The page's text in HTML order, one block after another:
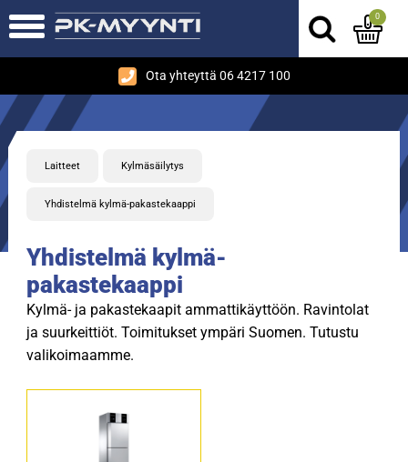
Ota yhteyttä 06 4217 100
0
Laitteet Kylmäsäilytys
Yhdistelmä kylmä-pakastekaappi
Yhdistelmä kylmä-
pakastekaappi
Kylmä- ja pakastekaapit ammattikäyttöön. Ravintolat
ja suurkeittiöt. Toimitukset ympäri Suomen. Tutustu
valikoimaamme.